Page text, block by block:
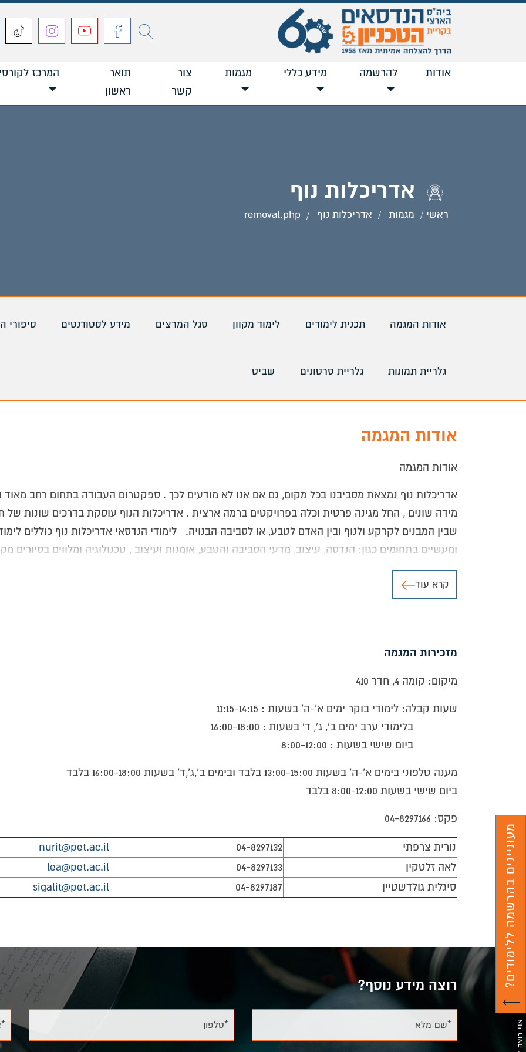
חפש
אודות להרשמה מידע כללי מגמות
צור
קשר
תואר
ראשון
המרכז
אדריכלות נוף
ראשי מגמות אדריכלות נוף removal.php
אודות המגמה תכנית לימודים לימוד מקוון סגל המרצים מידע לסטודנטים סיפורי
גלריית תמונות גלריית סרטונים שביט
אודות המגמה
אודות המגמה
אדריכלות נוף נמצאת מסביבנו בכל מקום, גם אם אנו לא מודעים לכך . ספקטרום העבודה בתחום רחב מאוד
מידה שונים , החל מגינה פרטית וכלה בפרויקטים ברמה ארצית . אדריכלות הנוף עוסקת בדרכים שונות של
שבין המבנים לקרקע ולנוף ובין האדם לטבע, או לסביבה הבנויה. לימודי הנדסאי אדריכלות נוף כוללים
ומעשיים בתחומים כגון: הנדסה, עיצוב, מדעי הסביבה והטבע, אומנות ועיצוב , טכנולוגיה ומלווים בסיורים
ובהעשרה של הרצאות אורח בנושאים נלווים.
אפשרויות תעסוקה
– מנהלי משרד עצמאי לתכנון, יעוץ ופיקוח.
- קבלנים עצמאיים לפיתוח שטחים פתוחים
– עובדי מחלקת תכנון נוף בעירייה, ברשויות מקומיות וגופים ממלכתיים .
מטרת המגמה
מטרת המגמה להכשיר כוח אדם איכותי שיתמחה בתכנון נוף על ידי הקניית ידע עיוני ומעשי בתחומים כגון:
מדעי הסביבה והטבע, אומנות ועיצוב , טכנולוגיה ועוד.
אדריכלות נוף מלווים בסיורים מקצועיים ובהעשרה של הרצאות אורח בנושאים נלווים
רשימת המקצועות הנלמדים ( יתכנו שינויים בהתאם להחלטת מה"ט) :
מתמטיקה, אנגלית, אוטוקד, הדמיות תלת -מימדיות, נגישות, טופוגרפיה, שיווק- יזמות, יסודות
הסרטוט, המחשה, רישום/ציור, יסודות העיצוב, גיאודזיה, כימיה ותורת הקרקע ודישון, בוטניקה, הכרת
וחומרי בניין, תולדות האמנות ואדריכלות הנוף, תחיקת הבניה, מפרטים וחישובי כמויות, גינון – ביצוע
קרא עוד
מזכירות המגמה
מיקום: קומה 4, חדר 410
שעות קבלה: לימודי בוקר ימים א'-ה' בשעות : 11:15-14:15
בלימודי ערב ימים ב', ג', ד' בשעות : 16:00-18:00
ביום שישי בשעות : 8:00-12:00
מענה טלפוני בימים א'-ה' בשעות 13:00-15:00 בלבד ובימים ב',ג',ד' בשעות 16:00-18:00 בלבד
ביום שישי בשעות 8:00-12:00 בלבד
פקס: 04-8297166
נורית צרפתי 04-8297132
nurit@pet.ac.il
לאה זלטקין
04-8297133
lea@pet.ac.il
סיגלית גולדשטיין
04-8297187
sigalit@pet.ac.il
רוצה מידע נוסף?
*שם מלא *טלפון
מעוניינים בהרשמה ללימודים?